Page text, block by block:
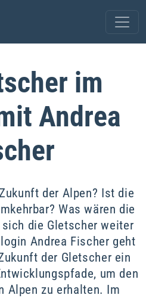
im
Andrea
der Alpen? Ist die
Was wären die
die Gletscher weiter
Andrea Fischer geht
der Gletscher ein
um den
Alpen zu erhalten. Im